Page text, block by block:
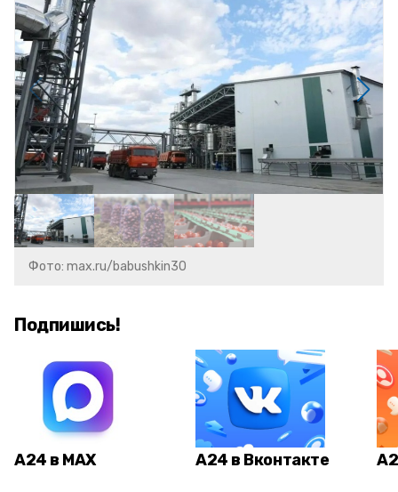
Фото: max.ru/babushkin30
Подпишись!
А24 в MAX А24 в Вконтакте